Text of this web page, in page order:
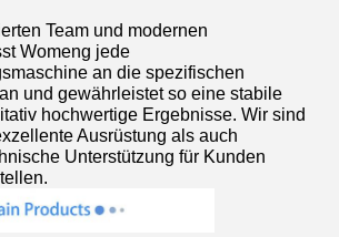
Team und modernen
Womeng jede
an die spezifischen
und gewährleistet so eine stabile
hochwertige Ergebnisse. Wir sind
Ausrüstung als auch
Unterstützung für Kunden